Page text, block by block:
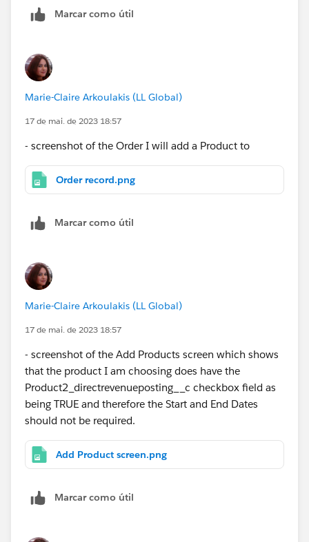
Marcar como útil
Marie-Claire Arkoulakis (LL Global)
17 de mai. de 2023 18:57
- screenshot of the Order I will add a Product to
Order record.png
Marcar como útil
Marie-Claire Arkoulakis (LL Global)
17 de mai. de 2023 18:57
- screenshot of the Add Products screen which shows
that the product I am choosing does have the
Product2_directrevenueposting__c checkbox field as
being TRUE and therefore the Start and End Dates
should not be required.
Add Product screen.png
Marcar como útil